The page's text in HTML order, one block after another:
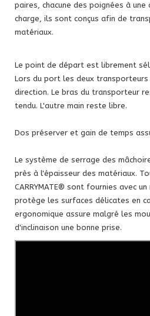
paires, chacune des poignées à une
charge, ils sont conçus afin de
matériaux.
Le point de départ est librement
Lors du port les deux transporteurs
direction. Le bras du transporteur
tendu. L'autre main reste libre.
Dos préserver et gain de temps
Le système de serrage des
près à l'épaisseur des matériaux.
CARRYMATE® sont fournies avec
protège les surfaces délicates en
ergonomique assure malgré les
d'inclinaison une bonne prise.